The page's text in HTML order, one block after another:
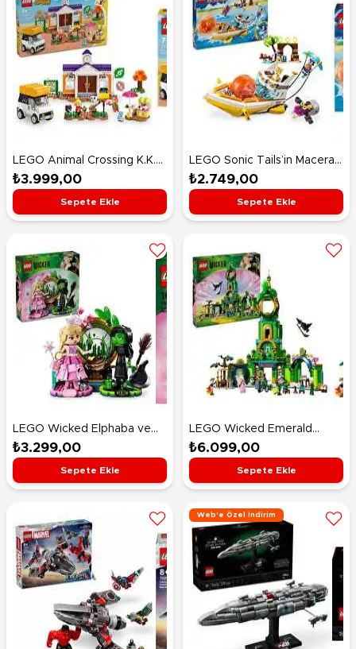
LEGO Animal Crossing K.K.
Meydan Konseri 77052
₺3.999,00
Sepete Ekle
LEGO Sonic Tails’in Macera
Teknesi 76997
₺2.749,00
Sepete Ekle
LEGO Wicked Elphaba ve
Glinda Figürleri 75682
₺3.299,00
Sepete Ekle
LEGO Wicked Emerald
City’ye Hoş Geldiniz 75684
₺6.099,00
Sepete Ekle
Web'e Özel İndirim